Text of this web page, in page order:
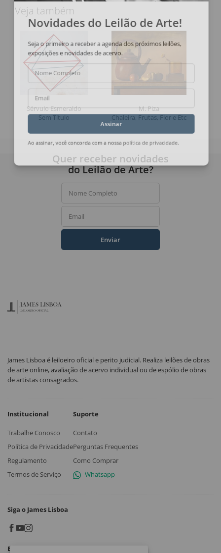
Veja também
Sérvulo Esmeraldo
Sem Título
M. Piza
Chaleira, Frutas, Flor e Etc
Novidades do Leilão de Arte!
Seja o primeiro a receber a agenda dos próximos leilões,
exposições e novidades de acervo.
Nome Completo
Email
Assinar
Quer receber novidades
do Leilão de Arte?
Nome Completo
Email
Enviar
James Lisboa é leiloeiro oficial e perito judicial. Realiza leilões de obras
de arte online, avaliação de acervo individual ou de espólio de obras
de artistas consagrados.
Institucional
Trabalhe Conosco
Política de Privacidade
Regulamento
Termos de Serviço
Suporte
Contato
Perguntas Frequentes
Como Comprar
Whatsapp
Siga o James Lisboa
Baixe o App